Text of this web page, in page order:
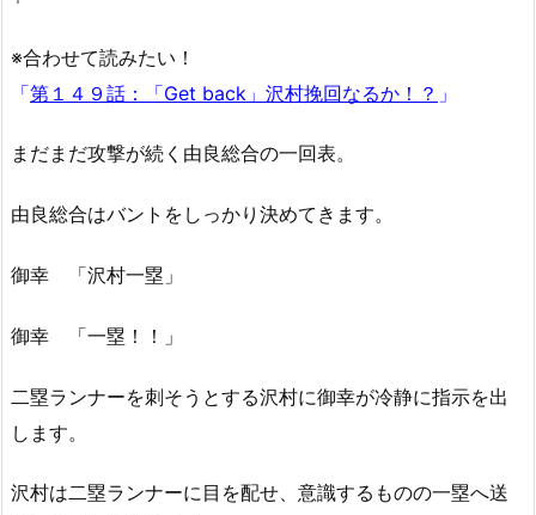
※合わせて読みたい！
「第１４９話：「Get back」沢村挽回なるか！？ 」
まだまだ攻撃が続く由良総合の一回表。
由良総合はバントをしっかり決めてきます。
御幸 「沢村一塁」
御幸 「一塁！！」
二塁ランナーを刺そうとする沢村に御幸が冷静に指示を出
します。
沢村は二塁ランナーに目を配せ、意識するものの一塁へ送